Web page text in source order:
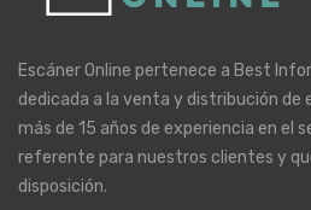
Escáner Online pertenece a Best
dedicada a la venta y distribución de
más de 15 años de experiencia en el
referente para nuestros clientes y
disposición.